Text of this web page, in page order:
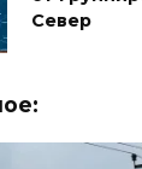
Север